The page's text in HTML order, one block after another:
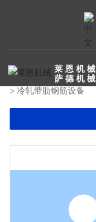
莱 恩 机 械
萨 德 机 械
首页 产品展示
冷轧带肋钢筋设备